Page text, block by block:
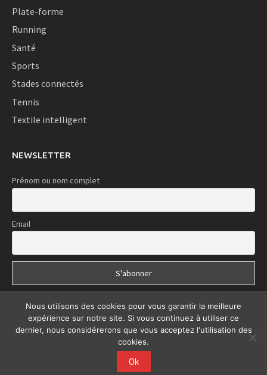
Plate-forme
Running
Santé
Sports
Stades connectés
Tennis
Textile intelligent
NEWSLETTER
Prénom ou nom complet
Email
Le Sport iTech | Copyright © 2020 | Tous droits réservés | Développé
Nous utilisons des cookies pour vous garantir la meilleure
expérience sur notre site. Si vous continuez à utiliser ce
dernier, nous considérerons que vous acceptez l'utilisation des
cookies.
Ok